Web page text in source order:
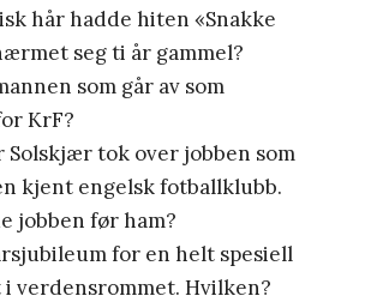
hår hadde hiten «Snakke
seg ti år gammel?
som går av som
KrF?
Solskjær tok over jobben som
kjent engelsk fotballklubb.
jobben før ham?
for en helt spesiell
verdensrommet. Hvilken?